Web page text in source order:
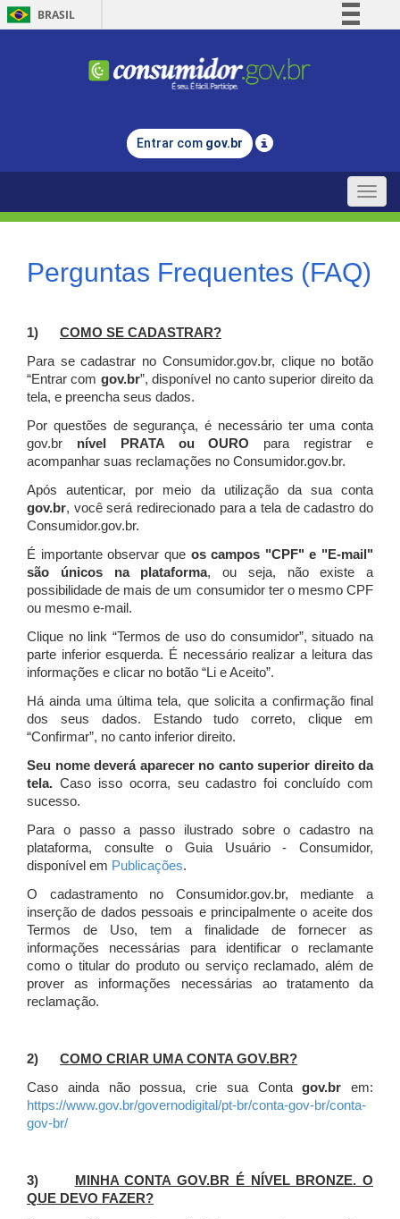
BRASIL
Comunica BR
Legislação
Entrar com gov.br
Toggle
Perguntas Frequentes (FAQ)
1) COMO SE CADASTRAR?
Para se cadastrar no Consumidor.gov.br, clique no botão
“Entrar com gov.br”, disponível no canto superior direito da
tela, e preencha seus dados.
Por questões de segurança, é necessário ter uma conta
gov.br nível PRATA ou OURO para registrar e
acompanhar suas reclamações no Consumidor.gov.br.
Após autenticar, por meio da utilização da sua conta
gov.br, você será redirecionado para a tela de cadastro do
Consumidor.gov.br.
É importante observar que os campos "CPF" e "E-mail"
são únicos na plataforma, ou seja, não existe a
possibilidade de mais de um consumidor ter o mesmo CPF
ou mesmo e-mail.
Clique no link “Termos de uso do consumidor”, situado na
parte inferior esquerda. É necessário realizar a leitura das
informações e clicar no botão “Li e Aceito”.
Há ainda uma última tela, que solicita a confirmação final
dos seus dados. Estando tudo correto, clique em
“Confirmar”, no canto inferior direito.
Seu nome deverá aparecer no canto superior direito da
tela. Caso isso ocorra, seu cadastro foi concluído com
sucesso.
Para o passo a passo ilustrado sobre o cadastro na
plataforma, consulte o Guia Usuário - Consumidor,
disponível em Publicações.
O cadastramento no Consumidor.gov.br, mediante a
inserção de dados pessoais e principalmente o aceite dos
Termos de Uso, tem a finalidade de fornecer as
informações necessárias para identificar o reclamante
como o titular do produto ou serviço reclamado, além de
prover as informações necessárias ao tratamento da
reclamação.
2) COMO CRIAR UMA CONTA GOV.BR?
Caso ainda não possua, crie sua Contagov.br em:
https://www.gov.br/governodigital/pt-br/conta-gov-br/conta-
gov-br/
3)
MINHA CONTA GOV.BR É NÍVEL BRONZE. O
QUE DEVO FAZER?